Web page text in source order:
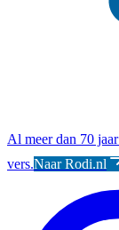
Al meer dan 70
vers.Naar Rodi.nl